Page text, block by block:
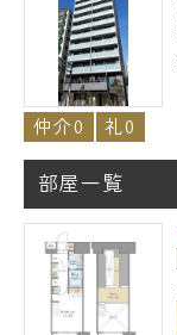
仲介0 礼0
部屋一覧